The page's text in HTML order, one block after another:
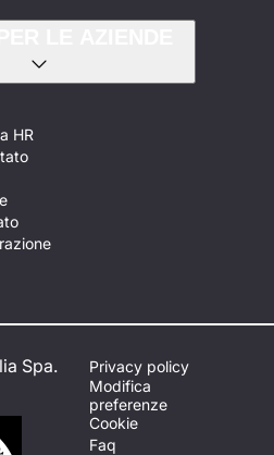
HR
Spa.
Privacy policy
Modifica
preferenze
Cookie
Faq